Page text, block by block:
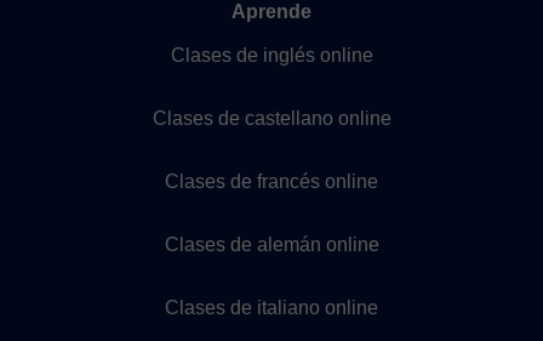
Aprende
Clases de inglés online
Clases de castellano online
Clases de francés online
Clases de alemán online
Clases de italiano online